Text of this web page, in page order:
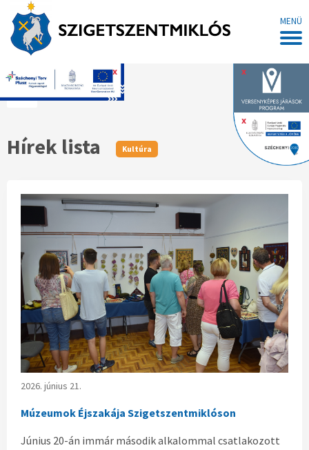
MENÜ
x
x
x
Főoldal
Hírek lista Kultúra
2026. június 21.
Múzeumok Éjszakája Szigetszentmiklóson
Június 20-án immár második alkalommal csatlakozott